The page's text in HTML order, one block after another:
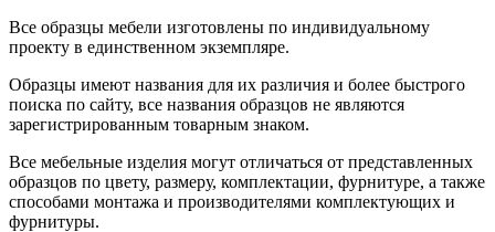
Все образцы мебели изготовлены по индивидуальному
проекту в единственном экземпляре.
Образцы имеют названия для их различия и более быстрого
поиска по сайту, все названия образцов не являются
зарегистрированным товарным знаком.
Все мебельные изделия могут отличаться от представленных
образцов по цвету, размеру, комплектации, фурнитуре, а также
способами монтажа и производителями комплектующих и
фурнитуры.